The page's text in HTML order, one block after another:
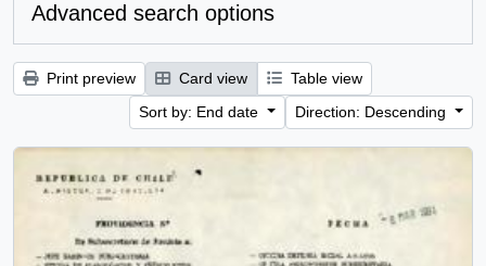
Advanced search options
Print preview Card view
Table view
Sort by: End date
Direction: Descending